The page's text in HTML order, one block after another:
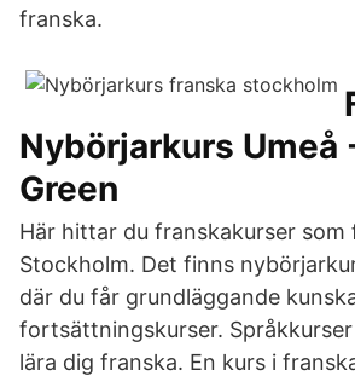
franska.
Nybörjarkurs Umeå
Green
Här hittar du franskakurser som
Stockholm. Det finns
där du får grundläggande
fortsättningskurser.
lära dig franska. En kurs i